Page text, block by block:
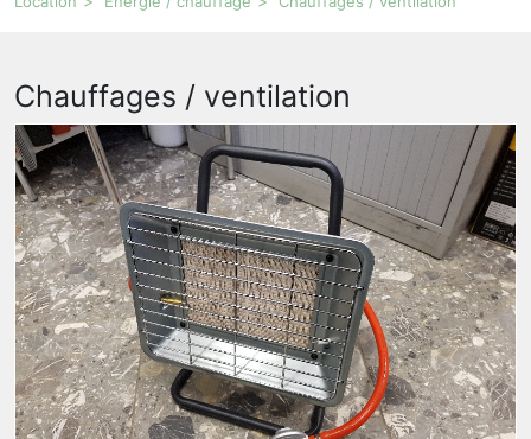
Chauffages / ventilation